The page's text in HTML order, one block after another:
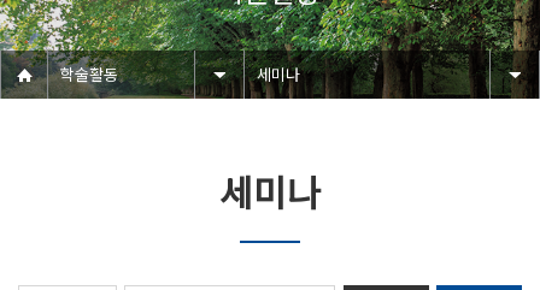
학술활동 세미나
세미나